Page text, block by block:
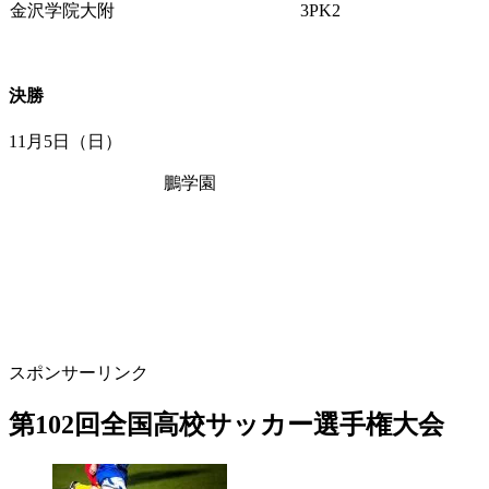
金沢学院大附
3PK2
決勝
11月5日（日）
鵬学園
スポンサーリンク
第102回全国高校サッカー選手権大会